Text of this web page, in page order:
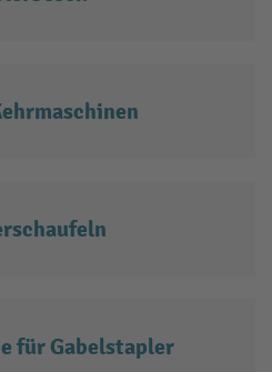
für Gabelstapler